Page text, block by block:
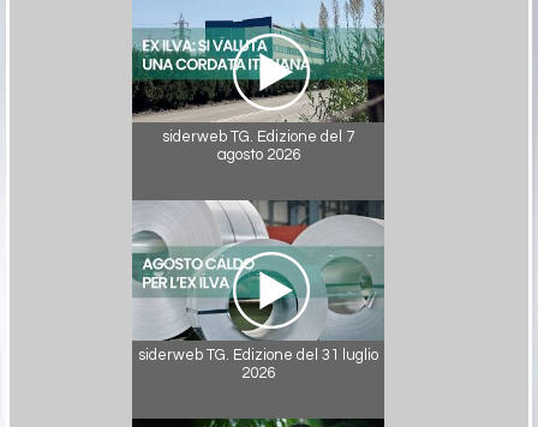
siderweb TG. Edizione del 7
agosto 2026
siderweb TG. Edizione del 31 luglio
2026